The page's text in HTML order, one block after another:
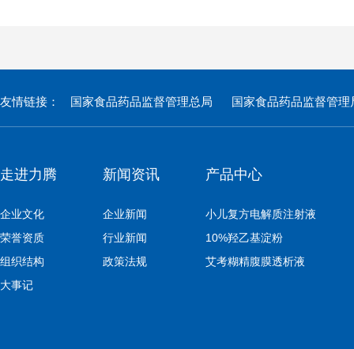
友情链接： 国家食品药品监督管理总局 国家食品药品监督管
走进力腾
企业文化
荣誉资质
组织结构
大事记
新闻资讯
企业新闻
行业新闻
政策法规
产品中心
小儿复方电解质注射液
10%羟乙基淀粉
艾考糊精腹膜透析液